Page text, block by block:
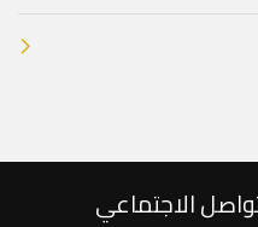
الاجتماعي